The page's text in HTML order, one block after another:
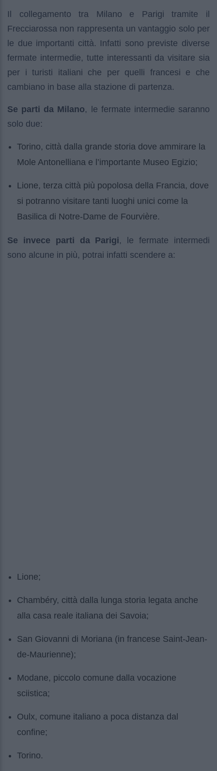
Il collegamento tra Milano e Parigi tramite il
Frecciarossa non rappresenta un vantaggio solo per
le due importanti città. Infatti sono previste diverse
fermate intermedie, tutte interessanti da visitare sia
per i turisti italiani che per quelli francesi e che
cambiano in base alla stazione di partenza.
Se parti da Milano, le fermate intermedie saranno
solo due:
Torino, città dalla grande storia dove ammirare la
Mole Antonelliana e l’importante Museo Egizio;
Lione, terza città più popolosa della Francia, dove
si potranno visitare tanti luoghi unici come la
Basilica di Notre-Dame de Fourvière.
Se invece parti da Parigi, le fermate intermedi
sono alcune in più, potrai infatti scendere a:
Lione;
Chambéry, città dalla lunga storia legata anche
alla casa reale italiana dei Savoia;
San Giovanni di Moriana (in francese Saint-Jean-
de-Maurienne);
Modane, piccolo comune dalla vocazione
sciistica;
Oulx, comune italiano a poca distanza dal
confine;
Torino.